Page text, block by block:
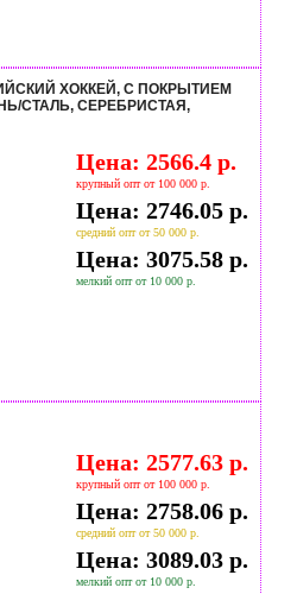
ХОККЕЙ, С ПОКРЫТИЕМ
СТАЛЬ, СЕРЕБРИСТАЯ,
Цена: 2566.4 р.
крупный опт от 100 000 р.
Цена: 2746.05 р.
средний опт от 50 000 р.
Цена: 3075.58 р.
мелкий опт от 10 000 р.
Цена: 2577.63 р.
крупный опт от 100 000 р.
Цена: 2758.06 р.
средний опт от 50 000 р.
Цена: 3089.03 р.
мелкий опт от 10 000 р.